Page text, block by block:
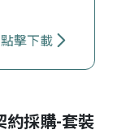
點擊下載
下載
約採購-套裝